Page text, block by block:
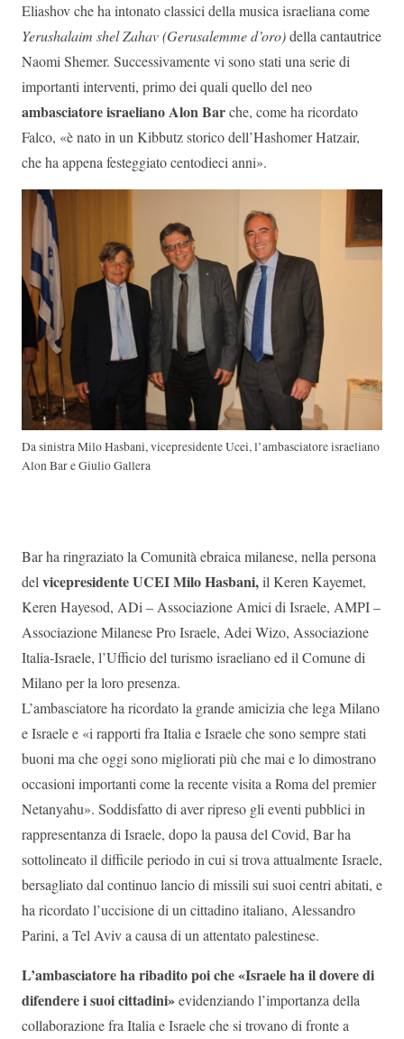
Eliashov che ha intonato classici della musica israeliana come
Yerushalaim shel Zahav (Gerusalemme d’oro)della cantautrice
Naomi Shemer. Successivamente vi sono stati una serie di
importanti interventi, primo dei quali quello del neo
ambasciatore israeliano Alon Barche, come ha ricordato
Falco, «è nato in un Kibbutz storico dell’Hashomer Hatzair,
che ha appena festeggiato centodieci anni».
Da sinistra Milo Hasbani, vicepresidente Ucei, l’ambasciatore israeliano
Alon Bar e Giulio Gallera
Bar ha ringraziato la Comunità ebraica milanese, nella persona
del vicepresidente UCEI Milo Hasbani,il Keren Kayemet,
Keren Hayesod, ADi – Associazione Amici di Israele, AMPI –
Associazione Milanese Pro Israele, Adei Wizo, Associazione
Italia-Israele, l’Ufficio del turismo israeliano ed il Comune di
Milano per la loro presenza.
L’ambasciatore ha ricordato la grande amicizia che lega Milano
e Israele e «i rapporti fra Italia e Israele che sono sempre stati
buoni ma che oggi sono migliorati più che mai e lo dimostrano
occasioni importanti come la recente visita a Roma del premier
Netanyahu». Soddisfatto di aver ripreso gli eventi pubblici in
rappresentanza di Israele, dopo la pausa del Covid, Bar ha
sottolineato il difficile periodo in cui si trova attualmente Israele,
bersagliato dal continuo lancio di missili sui suoi centri abitati, e
ha ricordato l’uccisione di un cittadino italiano, Alessandro
Parini, a Tel Aviv a causa di un attentato palestinese.
L’ambasciatore ha ribadito poi che «Israele ha il dovere di
difendere i suoi cittadini»evidenziando l’importanza della
collaborazione fra Italia e Israele che si trovano di fronte a